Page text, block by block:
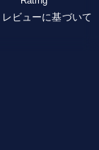
ビューに基づいて